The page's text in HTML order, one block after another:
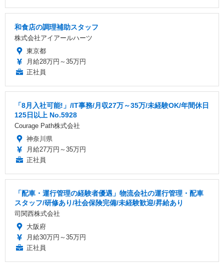
和食店の調理補助スタッフ
株式会社アイアールハーツ
東京都
月給28万円～35万円
正社員
「8月入社可能!」/IT事務/月収27万～35万/未経験OK/年間休日
125日以上 No.5928
Courage Path株式会社
神奈川県
月給27万円～35万円
正社員
「配車・運行管理の経験者優遇」物流会社の運行管理・配車
スタッフ/研修あり/社会保険完備/未経験歓迎/昇給あり
司関西株式会社
大阪府
月給30万円～35万円
正社員